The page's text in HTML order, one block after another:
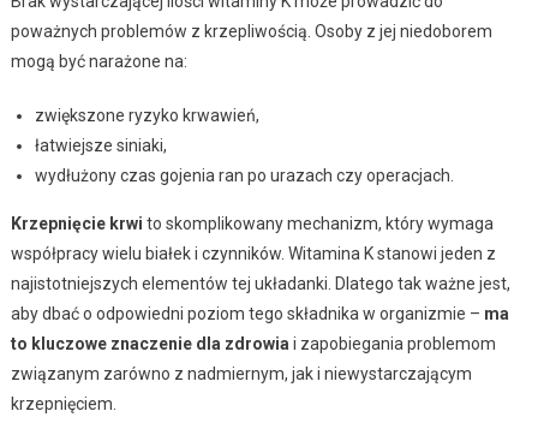
poważnych problemów z krzepliwością. Osoby z jej niedoborem
mogą być narażone na:
zwiększone ryzyko krwawień,
łatwiejsze siniaki,
wydłużony czas gojenia ran po urazach czy operacjach.
Krzepnięcie krwi to skomplikowany mechanizm, który wymaga
współpracy wielu białek i czynników. Witamina K stanowi jeden z
najistotniejszych elementów tej układanki. Dlatego tak ważne jest,
aby dbać o odpowiedni poziom tego składnika w organizmie – ma
to kluczowe znaczenie dla zdrowia i zapobiegania problemom
związanym zarówno z nadmiernym, jak i niewystarczającym
krzepnięciem.